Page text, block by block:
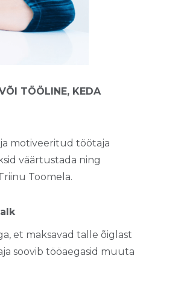
TÖÖLINE, KEDA
motiveeritud töötaja
väärtustada ning
Toomela.
et maksavad talle õiglast
soovib tööaegasid muuta